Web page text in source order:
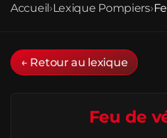
Accueil›Lexique Pompiers›
← Retour au lexique
Feu de